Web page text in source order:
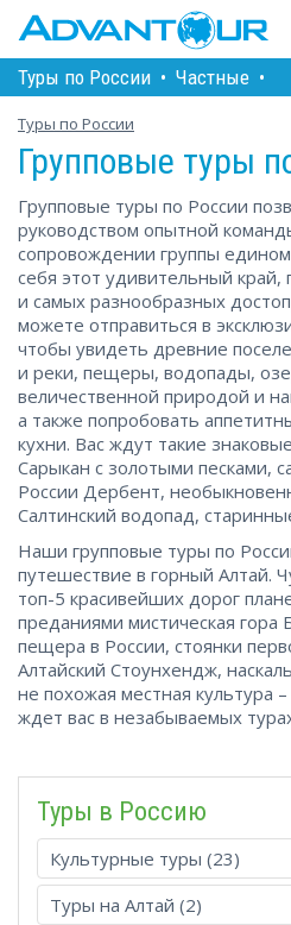
Туры по Росcии • Частные •
Туры по России
Групповые туры
Групповые туры по России
руководством опытной
сопровождении группы
себя этот удивительный
и самых разнообразных
можете отправиться в
чтобы увидеть древние
и реки, пещеры, водопады,
величественной природой и
а также попробовать
кухни. Вас ждут такие
Сарыкан с золотыми песками,
России Дербент,
Салтинский водопад,
Наши групповые туры по
путешествие в горный Алтай.
топ-5 красивейших дорог
преданиями мистическая гора
пещера в России, стоянки
Алтайский Стоунхендж,
не похожая местная культура
ждет вас в незабываемых
Туры в Росcию
Культурные туры (23)
Туры на Алтай (2)